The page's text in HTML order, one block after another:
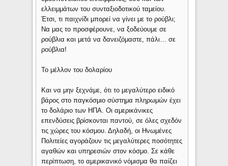
ελλειμμάτων του συνταξιοδοτικού ταμείου.
Έτσι, τι παιχνίδι μπορεί να γίνει με το ρούβλι;
Να μας το προσφέρουνε, να ξοδεύουμε σε
ρούβλια και μετά να δανειζόμαστε, πάλι… σε
ρούβλια!
Το μέλλον του δολαρίου
Και να μην ξεχνάμε, ότι το μεγαλύτερο ειδικό
βάρος στο παγκόσμιο σύστημα πληρωμών έχει
το δολάριο των ΗΠΑ. Οι αμερικάνικες
επενδύσεις βρίσκονται παντού, σε όλες σχεδόν
τις χώρες του κόσμου. Δηλαδή, οι Ηνωμένες
Πολιτείες αγοράζουν τις μεγαλύτερες ποσότητες
αγαθών και υπηρεσιών στον κόσμο. Σε κάθε
περίπτωση, το αμερικανικό νόμισμα θα παίζει